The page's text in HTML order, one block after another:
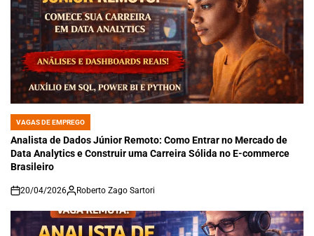
POSTED
IN
VAGAS DE EMPREGO
Analista de Dados Júnior Remoto: Como Entrar no Mercado de
Data Analytics e Construir uma Carreira Sólida no E-commerce
Brasileiro
on
20/04/2026 Roberto Zago Sartori